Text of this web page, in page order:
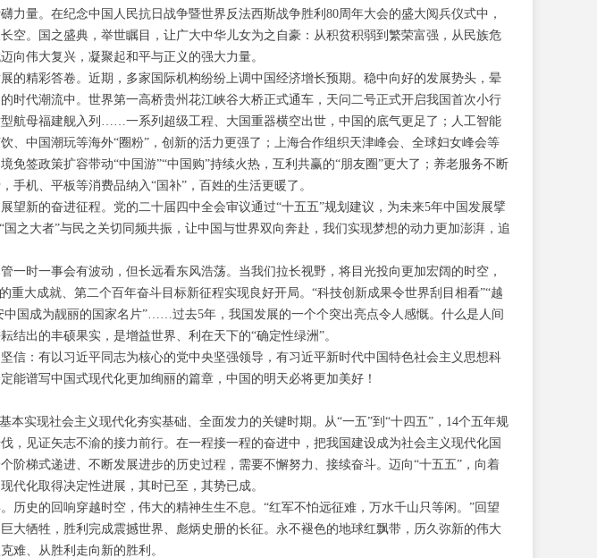
力量。在纪念中国人民抗日战争暨世界反法西斯战争胜利80周年大会的盛大阅兵仪式中，
空。国之盛典，举世瞩目，让广大中华儿女为之自豪：从积贫积弱到繁荣富强，从民族危
向伟大复兴，凝聚起和平与正义的强大力量。
的精彩答卷。近期，多家国际机构纷纷上调中国经济增长预期。稳中向好的发展势头，晕
时代潮流中。世界第一高桥贵州花江峡谷大桥正式通车，天问二号正式开启我国首次小行
航母福建舰入列……一系列超级工程、大国重器横空出世，中国的底气更足了；人工智能
、中国潮玩等海外“圈粉”，创新的活力更强了；上海合作组织天津峰会、全球妇女峰会等
免签政策扩容带动“中国游”“中国购”持续火热，互利共赢的“朋友圈”更大了；养老服务不断
手机、平板等消费品纳入“国补”，百姓的生活更暖了。
望新的奋进征程。党的二十届四中全会审议通过“十五五”规划建议，为未来5年中国发展擘
之大者”与民之关切同频共振，让中国与世界双向奔赴，我们实现梦想的动力更加澎湃，追
一时一事会有波动，但长远看东风浩荡。当我们拉长视野，将目光投向更加宏阔的时空，
重大成就、第二个百年奋斗目标新征程实现良好开局。“科技创新成果令世界刮目相看”“越
中国成为靓丽的国家名片”……过去5年，我国发展的一个个突出亮点令人感慨。什么是人间
结出的丰硕果实，是增益世界、利在天下的“确定性绿洲”。
信：有以习近平同志为核心的党中央坚强领导，有习近平新时代中国特色社会主义思想科
能谱写中国式现代化更加绚丽的篇章，中国的明天必将更加美好！
本实现社会主义现代化夯实基础、全面发力的关键时期。从“一五”到“十四五”，14个五年规
，见证矢志不渝的接力前行。在一程接一程的奋进中，把我国建设成为社会主义现代化国
阶梯式递进、不断发展进步的历史过程，需要不懈努力、接续奋斗。迈向“十五五”，向着
代化取得决定性进展，其时已至，其势已成。
历史的回响穿越时空，伟大的精神生生不息。“红军不怕远征难，万水千山只等闲。”回望
大牺牲，胜利完成震撼世界、彪炳史册的长征。永不褪色的地球红飘带，历久弥新的伟大
难、从胜利走向新的胜利。